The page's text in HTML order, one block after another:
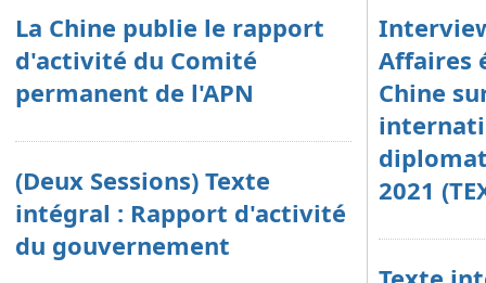
La Chine publie le rapport
d'activité du Comité
permanent de l'APN
(Deux Sessions) Texte
intégral : Rapport d'activité
du gouvernement
Affaires
Chine
2021